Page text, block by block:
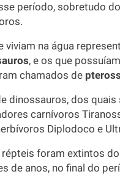
período, sobretudo
viviam na água
, e os que
chamados de
dinossauros, dos quais
carnívoros
Diplodoco e
foram extintos
de anos, no final do